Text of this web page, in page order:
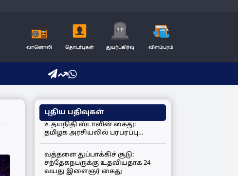
வானொலி தொடர்புகள் துயர்பகிர்வு விளம்பரம்
புதிய பதிவுகள்
உதயநிதி ஸ்டாலின் கைது:
தமிழக அரசியலில் பரபரப்பு…
வத்தளை துப்பாக்கிச் சூடு:
சந்தேகநபருக்கு உதவியதாக 24
வயது இளைஞர் கைது